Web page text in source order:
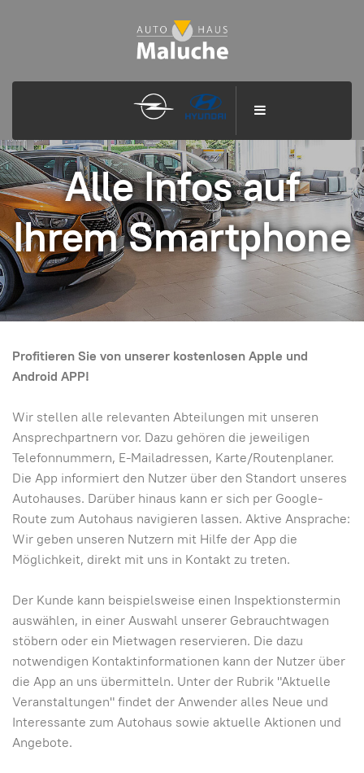
Alle Infos auf
Ihrem Smartphone
Profitieren Sie von unserer kostenlosen Apple und
Android APP!
Wir stellen alle relevanten Abteilungen mit unseren
Ansprechpartnern vor. Dazu gehören die jeweiligen
Telefonnummern, E-Mailadressen, Karte/Routenplaner.
Die App informiert den Nutzer über den Standort unseres
Autohauses. Darüber hinaus kann er sich per Google-
Route zum Autohaus navigieren lassen. Aktive Ansprache:
Wir geben unseren Nutzern mit Hilfe der App die
Möglichkeit, direkt mit uns in Kontakt zu treten.
Der Kunde kann beispielsweise einen Inspektionstermin
auswählen, in einer Auswahl unserer Gebrauchtwagen
stöbern oder ein Mietwagen reservieren. Die dazu
notwendigen Kontaktinformationen kann der Nutzer über
die App an uns übermitteln. Unter der Rubrik "Aktuelle
Veranstaltungen" findet der Anwender alles Neue und
Interessante zum Autohaus sowie aktuelle Aktionen und
Angebote.